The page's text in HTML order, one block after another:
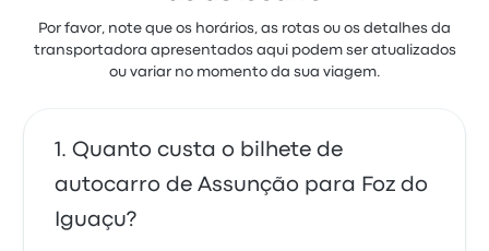
23 de novembro de 2025
4.0 de 5 estrelas
Bruno C.
15 de fevereiro de 2025
Por favor, note que os horários, as rotas ou os detalhes da
transportadora apresentados aqui podem ser atualizados
ou variar no momento da sua viagem.
Quanto custa o bilhete de
autocarro de Assunção para Foz do
Iguaçu?